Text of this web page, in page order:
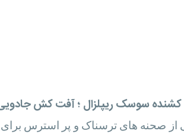
سوسک ریپلزال ؛ آفت کش
از صحنه های ترسناک و پر استرس